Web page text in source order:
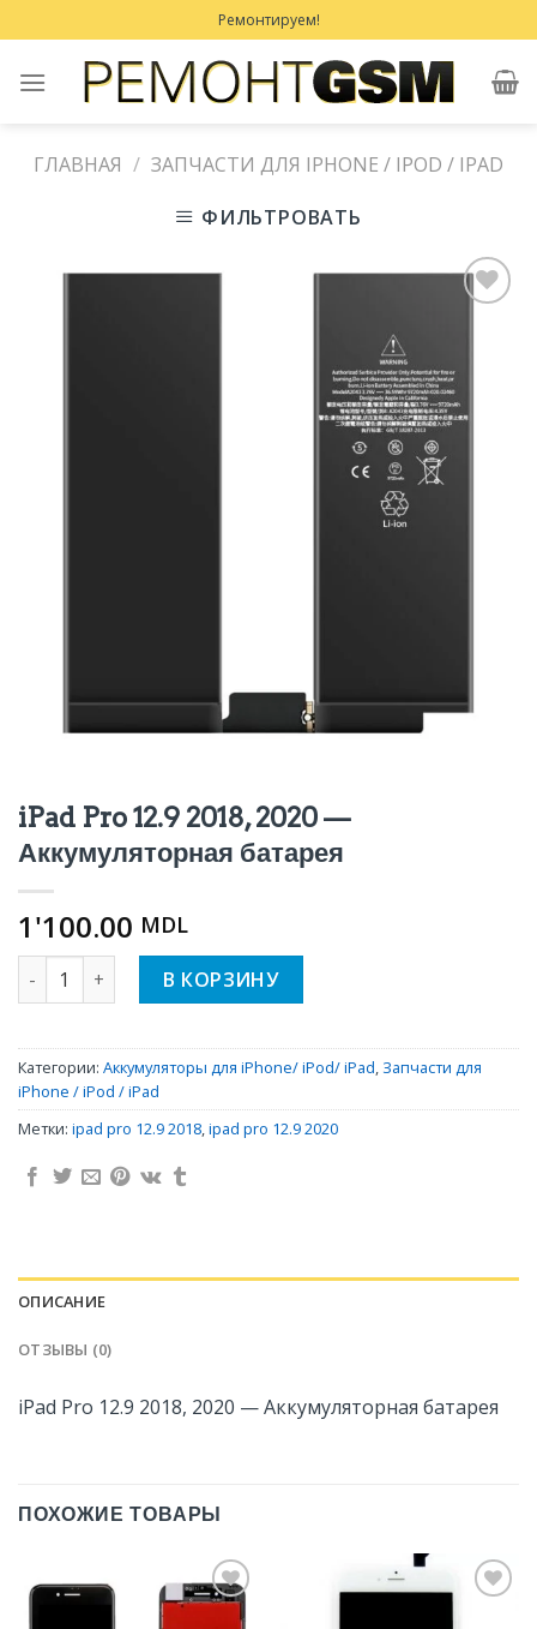
to
content
Ремонтируем!
ГЛАВНАЯ / ЗАПЧАСТИ ДЛЯ IPHONE / IPOD / IPAD
ФИЛЬТРОВАТЬ
Избранное
iPad Pro 12.9 2018, 2020 —
Аккумуляторная батарея
1'100.00 MDL
Количество iPad Pro 12.9 2018, 2020 — Аккумуляторная
В КОРЗИНУ
Категории: Аккумуляторы для iPhone/ iPod/ iPad, Запчасти для
iPhone / iPod / iPad
Метки: ipad pro 12.9 2018,ipad pro 12.9 2020
ОПИСАНИЕ
ОТЗЫВЫ (0)
iPad Pro 12.9 2018, 2020 — Аккумуляторная батарея
ПОХОЖИЕ ТОВАРЫ
Добавить